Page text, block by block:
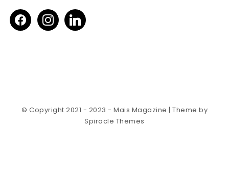
facebookinstagramlinkedin
© Copyright 2021 - 2023 - Mais Magazine | Theme by
Spiracle Themes